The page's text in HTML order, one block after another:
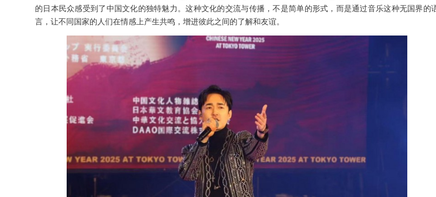
的日本民众感受到了中国文化的独特魅力。这种文化的交流与传播，不是简单的形式，而是通过音乐这种无国界的
言，让不同国家的人们在情感上产生共鸣，增进彼此之间的了解和友谊。